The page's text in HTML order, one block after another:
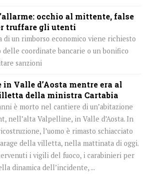
occhio al mittente, false
truffare gli utenti
di un rimborso economico viene richiesto
delle coordinate bancarie o un bonifico
sanzioni
in Valle d’Aosta mentre era al
della ministra Cartabia
è morto nel cantiere di un’abitazione
nell’alta Valpelline, in Valle d’Aosta. In
l’uomo è rimasto schiacciato
della villetta, nella mattinata di oggi.
i vigili del fuoco, i carabinieri per
dinamica dell’incidente, ...